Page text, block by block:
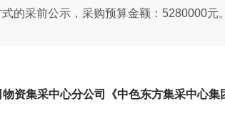
的采前公示，采购预算金额：5280000元。
资集采中心分公司《中色东方集采中心集